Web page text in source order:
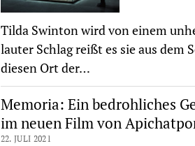
Tilda Swinton wird von einem
lauter Schlag reißt es sie aus dem
diesen Ort der…
Memoria: Ein bedrohliches
im neuen Film von
22. JULI 2021